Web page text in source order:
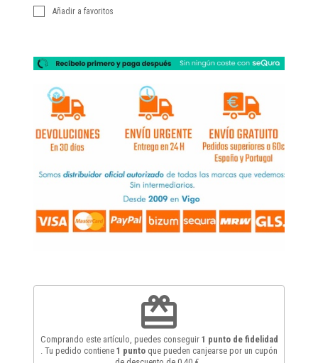
Añadir a favoritos
redeem
Comprando este artículo, puedes conseguir 1 punto de fidelidad
. Tu pedido contiene 1 punto que pueden canjearse por un cupón